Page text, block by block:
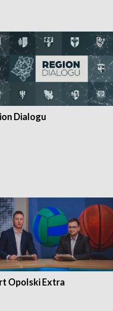
Dialogu
Opolski Extra